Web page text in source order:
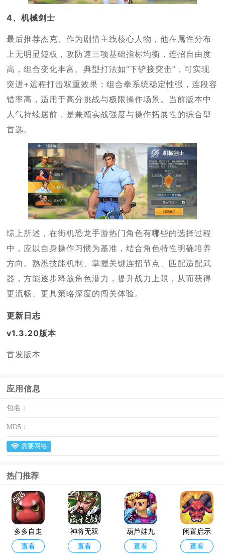
4、机械剑士
最后推荐杰克。作为剧情主线核心人物，他在属性分布
上无明显短板，攻防速三项基础指标均衡，连招自由度
高，组合变化丰富。典型打法如“下铲接突击”，可实现
突进+远程打击双重效果；组合拳系统稳定性强，连段容
错率高，适用于高分挑战与极限操作场景。当前版本中
人气持续居前，是兼顾实战强度与操作拓展性的综合型
首选。
综上所述，在街机恐龙手游热门角色有哪些的选择过程
中，应以自身操作习惯为基准，结合角色特性明确培养
方向。熟悉技能机制、掌握关键连招节点、匹配适配武
器，方能逐步释放角色潜力，提升战力上限，从而获得
更流畅、更具策略深度的闯关体验。
更新日志
v1.3.20版本
首发版本
应用信息
包名：
MD5：
需要网络
热门推荐
多多自走
棋官方版
查看
神将无双
最新版
查看
葫芦娃九
游版
查看
闲置启示
录手游
查看